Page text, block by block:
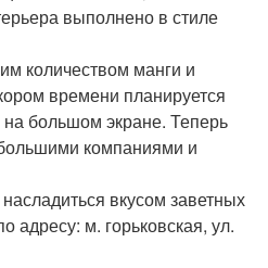
выполнено в стиле
количеством манги и
времени планируется
большом экране. Теперь
компаниями и
вкусом заветных
м. горьковская, ул.